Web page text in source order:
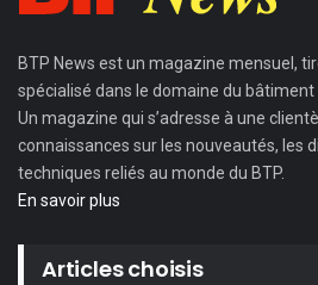
BTP News est un magazine mensuel,
spécialisé dans le domaine du bâtiment
Un magazine qui s’adresse à une
connaissances sur les nouveautés, les
techniques reliés au monde du BTP.
En savoir plus
Articles choisis